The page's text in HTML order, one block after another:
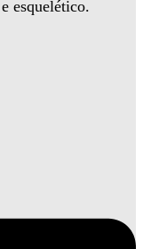
esquelético.